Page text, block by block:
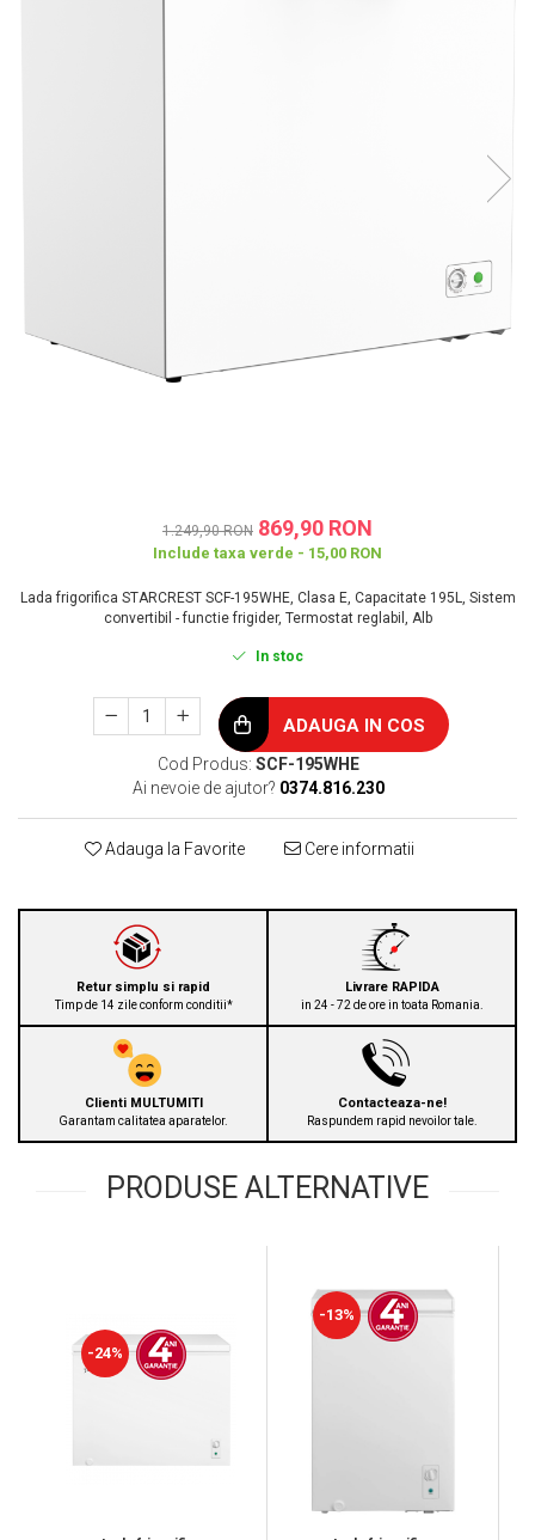
1.249,90 RON 869,90 RON
Include taxa verde - 15,00 RON
Lada frigorifica STARCREST SCF-195WHE, Clasa E, Capacitate 195L, Sistem
convertibil - functie frigider, Termostat reglabil, Alb
In stoc
ADAUGA IN COS
Cod Produs: SCF-195WHE
Ai nevoie de ajutor? 0374.816.230
Adauga la Favorite Cere informatii
Retur simplu si rapid
Timp de 14 zile conform conditii*
Livrare RAPIDA
in 24 - 72 de ore in toata Romania.
Clienti MULTUMITI
Garantam calitatea aparatelor.
Contacteaza-ne!
Raspundem rapid nevoilor tale.
PRODUSE ALTERNATIVE
-24%
-13%